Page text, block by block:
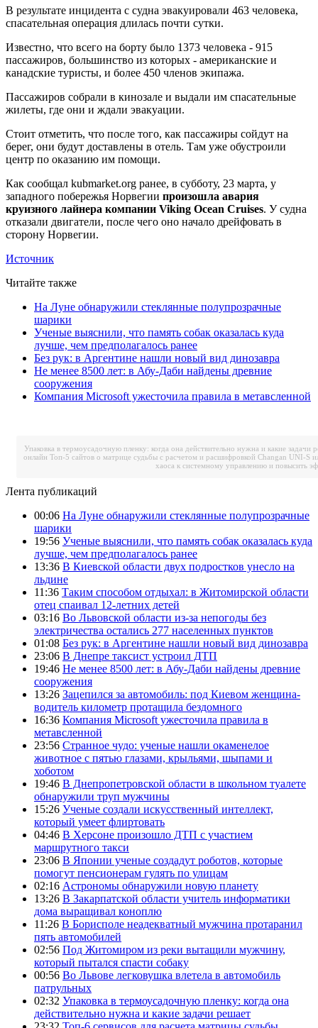
В результате инцидента с судна эвакуировали 463 человека,
спасательная операция длилась почти сутки.
Известно, что всего на борту было 1373 человека - 915
пассажиров, большинство из которых - американские и
канадские туристы, и более 450 членов экипажа.
Пассажиров собрали в кинозале и выдали им спасательные
жилеты, где они и ждали эвакуации.
Стоит отметить, что после того, как пассажиры сойдут на
берег, они будут доставлены в отель. Там уже обустроили
центр по оказанию им помощи.
Как сообщал kubmarket.org ранее, в субботу, 23 марта, у
западного побережья Норвегии произошла авария
круизного лайнера компании Viking Ocean Cruises. У судна
отказали двигатели, после чего оно начало дрейфовать в
сторону Норвегии.
Источник
Читайте также
На Луне обнаружили стеклянные полупрозрачные
шарики
Ученые выяснили, что память собак оказалась куда
лучше, чем предполагалось ранее
Без рук: в Аргентине нашли новый вид динозавра
Не менее 8500 лет: в Абу-Даби найдены древние
сооружения
Компания Microsoft ужесточила правила в метавсленной
Упаковка в термоусадочную пленку: когда она действительно нужна и какие задачи
онлайн Топ-5 сайтов о матрице судьбы с расчетом и расшифровкой Changan UNI-S
хаоса к системному управлению и повысить
Лента публикаций
00:06 На Луне обнаружили стеклянные полупрозрачные
шарики
19:56 Ученые выяснили, что память собак оказалась куда
лучше, чем предполагалось ранее
13:36 В Киевской области двух подростков унесло на
льдине
11:36 Таким способом отдыхал: в Житомирской области
отец спаивал 12-летних детей
03:16 Во Львовской области из-за непогоды без
электричества остались 277 населенных пунктов
01:08 Без рук: в Аргентине нашли новый вид динозавра
23:06 В Днепре таксист устроил ДТП
19:46 Не менее 8500 лет: в Абу-Даби найдены древние
сооружения
13:26 Зацепился за автомобиль: под Киевом женщина-
водитель километр протащила бездомного
16:36 Компания Microsoft ужесточила правила в
метавсленной
23:56 Странное чудо: ученые нашли окаменелое
животное с пятью глазами, крыльями, шыпами и
хоботом
19:46 В Днепропетровской области в школьном туалете
обнаружили труп мужчины
15:26 Ученые создали искусственный интеллект,
который умеет флиртовать
04:46 В Херсоне произошло ДТП с участием
маршрутного такси
23:06 В Японии ученые создадут роботов, которые
помогут пенсионерам гулять по улицам
02:16 Астрономы обнаружили новую планету
13:26 В Закарпатской области учитель информатики
дома выращивал коноплю
11:26 В Борисполе неадекватный мужчина протаранил
пять автомобилей
02:56 Под Житомиром из реки вытащили мужчину,
который пытался спасти собаку
00:56 Во Львове легковушка влетела в автомобиль
патрульных
02:32 Упаковка в термоусадочную пленку: когда она
действительно нужна и какие задачи решает